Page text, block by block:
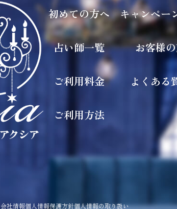
初めての方へ
占い師一覧
ご利用料金
ご利用方法
キャンペー
お客様
よくある
会社情報個人情報保護方針個人情報の取り扱い